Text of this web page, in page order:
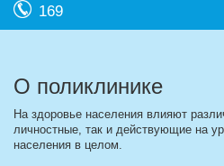
169
О поликлинике
На здоровье населения влияют
личностные, так и действующие на
населения в целом.